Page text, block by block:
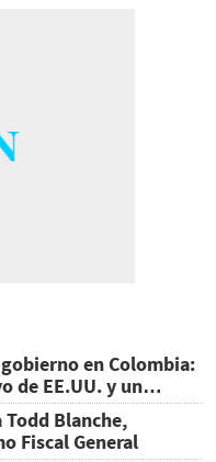
en Colombia:
de EE.UU. y un
Todd Blanche,
Fiscal General